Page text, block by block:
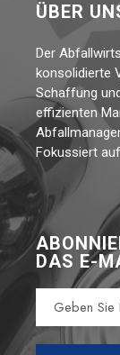
ÜBER
Der
konsolidierte
Schaffung
effizienten
Fokussiert
DAS E-